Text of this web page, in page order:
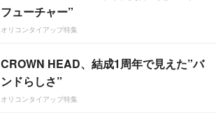
フューチャー”
オリコンタイアップ特集
CROWN HEAD、結成1周年で見えた”バ
ンドらしさ”
オリコンタイアップ特集